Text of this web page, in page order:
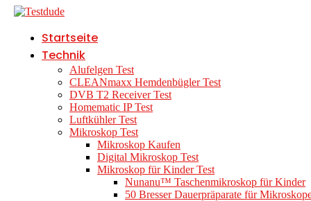
Startseite
Technik
Alufelgen Test
CLEANmaxx Hemdenbügler Test
DVB T2 Receiver Test
Homematic IP Test
Luftkühler Test
Mikroskop Test
Mikroskop Kaufen
Digital Mikroskop Test
Mikroskop für Kinder Test
Nunanu™ Taschenmikroskop für Kinder
50 Bresser Dauerpräparate für